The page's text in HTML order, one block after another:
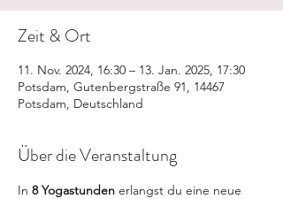
Zeit & Ort
11. Nov. 2024, 16:30 – 13. Jan. 2025, 17:30
Potsdam, Gutenbergstraße 91, 14467
Potsdam, Deutschland
Über die Veranstaltung
In 8 Yogastunden erlangst du eine neue